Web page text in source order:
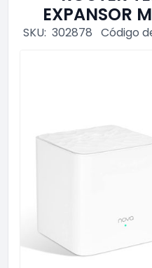
EXPANSOR
SKU: 302878 Código